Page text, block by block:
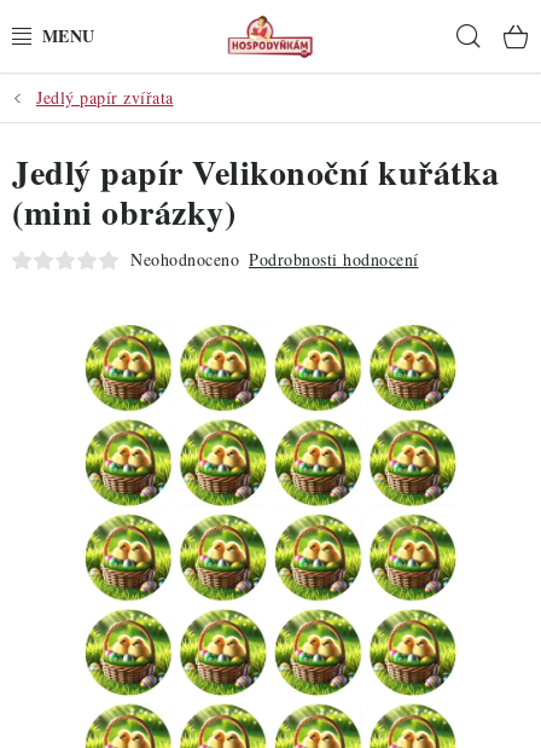
na
POTŘEBY
POMŮCKY
SUROVINY
PRO OSLAVY
DO KUCHYNĚ
POCHUTINY
ZDRAVÉ PEČENÍ
DÁRKOVÉ POUKAZY
TÉMATICKÉ PRODUKTY
PROFI BALENÍ
Jedlý papír zvířata
Jedlý papír Velikonoční kuřátka
(mini obrázky)
Neohodnoceno Podrobnosti hodnocení